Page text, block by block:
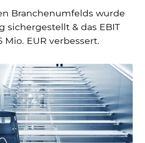
Branchenumfelds wurde
sichergestellt & das EBIT
Mio. EUR verbessert.